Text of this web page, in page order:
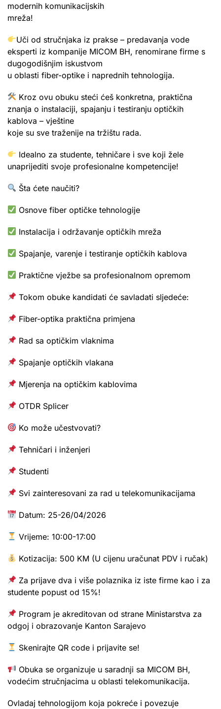
modernih komunikacijskih
mreža!
Uči od stručnjaka iz prakse – predavanja vode
eksperti iz kompanije MICOM BH, renomirane firme s
dugogodišnjim iskustvom
u oblasti fiber-optike i naprednih tehnologija.
Kroz ovu obuku steći ćeš konkretna, praktična
znanja o instalaciji, spajanju i testiranju optičkih
kablova – vještine
koje su sve traženije na tržištu rada.
Idealno za studente, tehničare i sve koji žele
unaprijediti svoje profesionalne kompetencije!
Šta ćete naučiti?
Osnove fiber optičke tehnologije
Instalacija i održavanje optičkih mreža
Spajanje, varenje i testiranje optičkih kablova
Praktične vježbe sa profesionalnom opremom
Tokom obuke kandidati će savladati sljedeće:
Fiber-optika praktična primjena
Rad sa optičkim vlaknima
Spajanje optičkih vlakana
Mjerenja na optičkim kablovima
OTDR Splicer
Ko može učestvovati?
Tehničari i inženjeri
Studenti
Svi zainteresovani za rad u telekomunikacijama
Datum: 25-26/04/2026
Vrijeme: 10:00-17:00
Kotizacija: 500 KM (U cijenu uračunat PDV i ručak)
Za prijave dva i više polaznika iz iste firme kao i za
studente popust od 15%!
Program je akreditovan od strane Ministarstva za
odgoj i obrazovanje Kanton Sarajevo
Skenirajte QR code i prijavite se!
Obuka se organizuje u saradnji sa MICOM BH,
vodećim stručnjacima u oblasti telekomunikacija.
Ovladaj tehnologijom koja pokreće i povezuje